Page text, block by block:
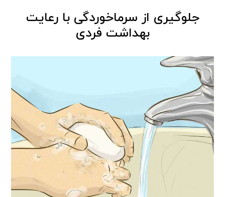
جلوگیری از سرماخوردگی با رعایت
بهداشت فردی